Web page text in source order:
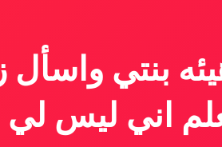
بنتي
اني ليس لي